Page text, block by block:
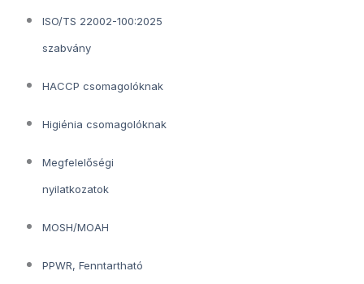
ISO/TS 22002-100:2025
szabvány
HACCP csomagolóknak
Higiénia csomagolóknak
Megfelelőségi
nyilatkozatok
MOSH/MOAH
PPWR, Fenntartható